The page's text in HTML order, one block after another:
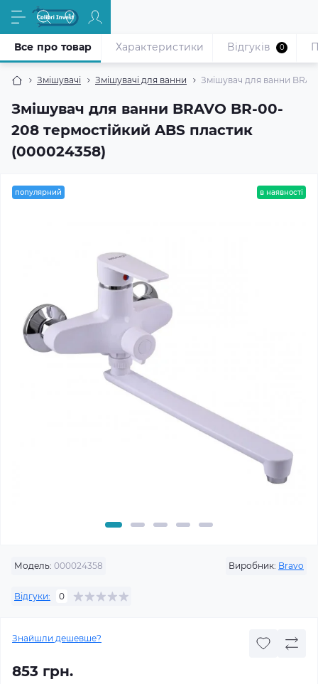
Змішувачі Змішувачі для ванни Змішувач для ванни
Змішувач для ванни BRAVO BR-00-
208 термостійкий ABS пластик
(000024358)
Все про товар Характеристики Відгуків 0
популярний в наявності
Модель: 000024358 Виробник: Bravo
Відгуки: 0
Знайшли дешевше?
853 грн.